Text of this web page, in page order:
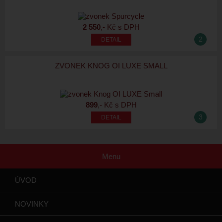
2 550,- Kč s DPH
2
ZVONEK KNOG OI LUXE SMALL
899,- Kč s DPH
3
Menu
ÚVOD
NOVINKY